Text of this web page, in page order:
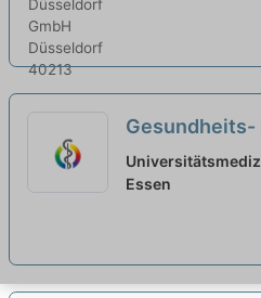
Gesundheits-
Werden Sie
Essen